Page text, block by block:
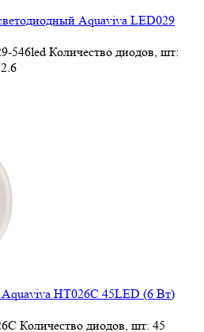
Aquaviva LED029
546led Количество диодов, шт:
HT026C 45LED (6 Вт)
Количество диодов, шт: 45